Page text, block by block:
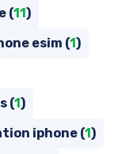
(11)
esim (1)
(1)
iphone (1)